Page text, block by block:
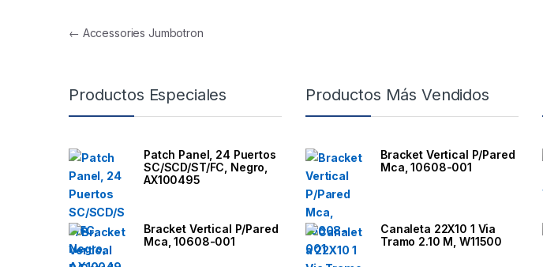
Navegación de entradas
← Accessories Jumbotron
Productos Especiales
Patch Panel, 24 Puertos
SC/SCD/ST/FC, Negro,
AX100495
Bracket Vertical P/Pared
Mca, 10608-001
Productos Más Vendidos
Bracket Vertical P/Pared
Mca, 10608-001
Canaleta 22X10 1 Via
Tramo 2.10 M, W11500